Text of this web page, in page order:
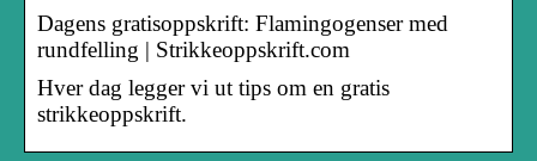
Dagens gratisoppskrift: Flamingogenser med
rundfelling | Strikkeoppskrift.com
Hver dag legger vi ut tips om en gratis
strikkeoppskrift.